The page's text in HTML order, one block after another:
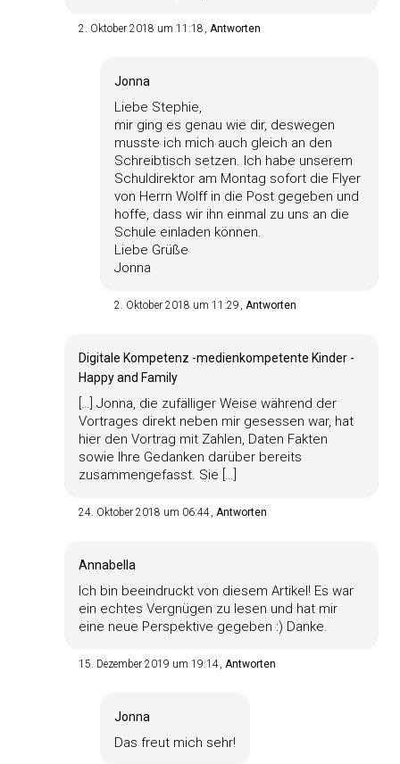
2. Oktober 2018 um 11:18 Antworten
Jonna
Liebe Stephie,
mir ging es genau wie dir, deswegen
musste ich mich auch gleich an den
Schreibtisch setzen. Ich habe unserem
Schuldirektor am Montag sofort die Flyer
von Herrn Wolff in die Post gegeben und
hoffe, dass wir ihn einmal zu uns an die
Schule einladen können.
Liebe Grüße
Jonna
2. Oktober 2018 um 11:29 Antworten
Digitale Kompetenz -medienkompetente Kinder -
Happy and Family
[…] Jonna, die zufälliger Weise während der
Vortrages direkt neben mir gesessen war, hat
hier den Vortrag mit Zahlen, Daten Fakten
sowie Ihre Gedanken darüber bereits
zusammengefasst. Sie […]
24. Oktober 2018 um 06:44 Antworten
Annabella
Ich bin beeindruckt von diesem Artikel! Es war
ein echtes Vergnügen zu lesen und hat mir
eine neue Perspektive gegeben :) Danke.
15. Dezember 2019 um 19:14 Antworten
Jonna
Das freut mich sehr!